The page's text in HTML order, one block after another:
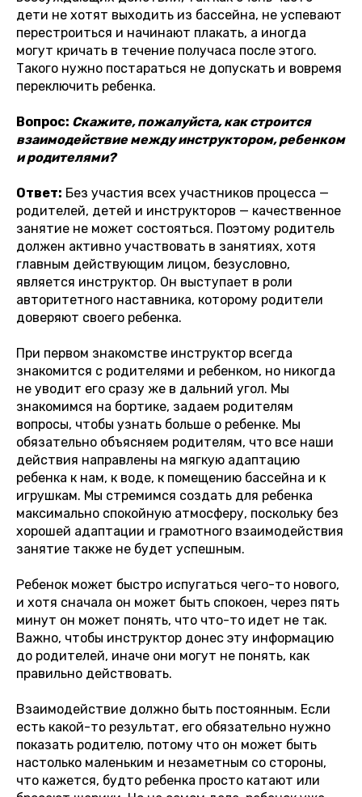
дети не хотят выходить из бассейна, не успевают
перестроиться и начинают плакать, а иногда
могут кричать в течение получаса после этого.
Такого нужно постараться не допускать и вовремя
переключить ребенка.
Вопрос: Скажите, пожалуйста, как строится
взаимодействие между инструктором, ребенком
и родителями?
Ответ: Без участия всех участников процесса —
родителей, детей и инструкторов — качественное
занятие не может состояться. Поэтому родитель
должен активно участвовать в занятиях, хотя
главным действующим лицом, безусловно,
является инструктор. Он выступает в роли
авторитетного наставника, которому родители
доверяют своего ребенка.
При первом знакомстве инструктор всегда
знакомится с родителями и ребенком, но никогда
не уводит его сразу же в дальний угол. Мы
знакомимся на бортике, задаем родителям
вопросы, чтобы узнать больше о ребенке. Мы
обязательно объясняем родителям, что все наши
действия направлены на мягкую адаптацию
ребенка к нам, к воде, к помещению бассейна и к
игрушкам. Мы стремимся создать для ребенка
максимально спокойную атмосферу, поскольку без
хорошей адаптации и грамотного взаимодействия
занятие также не будет успешным.
Ребенок может быстро испугаться чего-то нового,
и хотя сначала он может быть спокоен, через пять
минут он может понять, что что-то идет не так.
Важно, чтобы инструктор донес эту информацию
до родителей, иначе они могут не понять, как
правильно действовать.
Взаимодействие должно быть постоянным. Если
есть какой-то результат, его обязательно нужно
показать родителю, потому что он может быть
настолько маленьким и незаметным со стороны,
что кажется, будто ребенка просто катают или